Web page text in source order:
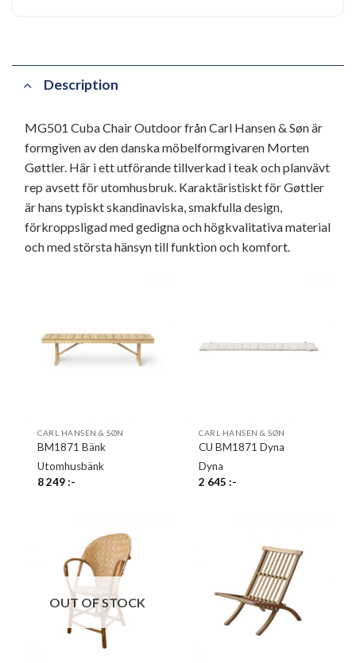
Description
MG501 Cuba Chair Outdoor från Carl Hansen & Søn är
formgiven av den danska möbelformgivaren Morten
Gøttler. Här i ett utförande tillverkad i teak och planvävt
rep avsett för utomhusbruk. Karaktäristiskt för Gøttler
är hans typiskt skandinaviska, smakfulla design,
förkroppsligad med gedigna och högkvalitativa material
och med största hänsyn till funktion och komfort.
CARL HANSEN & SØN
BM1871 Bänk
Utomhusbänk
8 249:-
CARL HANSEN & SØN
CU BM1871 Dyna
Dyna
2 645:-
OUT OF STOCK